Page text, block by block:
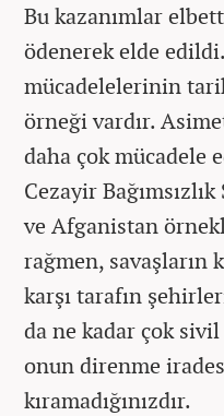
Bu kazanımlar
ödenerek elde
mücadelelerinin
örneği vardır.
daha çok mücadele
Cezayir
ve Afganistan
rağmen, savaşların
karşı tarafın
da ne kadar çok
onun direnme
kıramadığınızdır.